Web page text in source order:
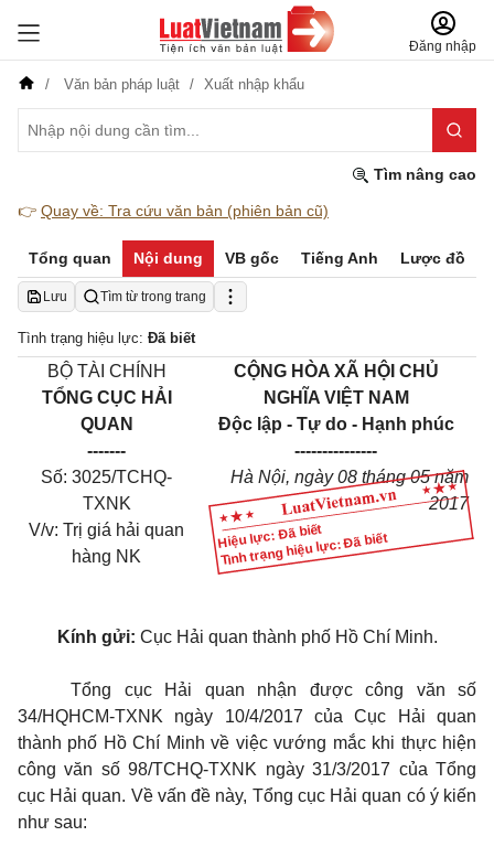
Đăng nhập
Văn bản pháp luật Xuất nhập khẩu
Tìm nâng cao
👉 Quay về: Tra cứu văn bản (phiên bản cũ)
Tổng quan Nội dung VB gốc Tiếng Anh Lược đồ
Lưu Tìm từ trong trang
Tình trạng hiệu lực: Đã biết
Hiệu lực: Đã biết
Tình trạng hiệu lực: Đã biết
BỘ TÀI CHÍNH
TỔNG CỤC HẢI
QUAN
-------
Số: 3025/TCHQ-
TXNK
V/v: Trị giá hải quan
hàng NK
CỘNG HÒA XÃ HỘI CHỦ
NGHĨA VIỆT NAM
Độc lập - Tự do - Hạnh phúc
---------------
Hà Nội, ngày 08 tháng 05 năm
2017
Kính gửi: Cục Hải quan thành phố Hồ Chí Minh.
Tổng cục Hải quan nhận được công văn số
34/HQHCM-TXNK ngày 10/4/2017 của Cục Hải quan
thành phố Hồ Chí Minh về việc vướng mắc khi thực hiện
công văn số 98/TCHQ-TXNK ngày 31/3/2017 của Tổng
cục Hải quan. Về vấn đề này, Tổng cục Hải quan có ý kiến
như sau: